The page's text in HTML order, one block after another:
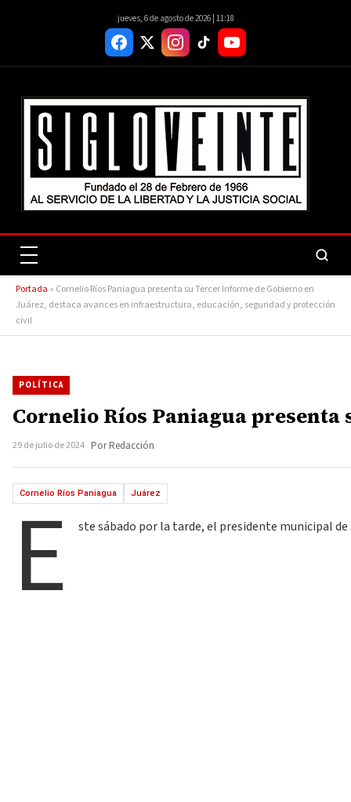
jueves, 6 de agosto de 2026 | 11:18
Portada » Cornelio Ríos Paniagua presenta su Tercer Informe de Gobierno en
Juárez, destaca avances en infraestructura, educación, seguridad y protección
civil
POLÍTICA
Cornelio Ríos Paniagua
29 de julio de 2024 Por Redacción
Cornelio Ríos Paniagua Juárez
E ste sábado por la tarde, el presidente municipal